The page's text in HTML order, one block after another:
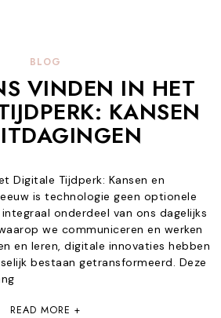
BLOG
VINDEN IN HET
KANSEN
Digitale Tijdperk: Kansen en
is technologie geen optionele
onderdeel van ons dagelijks
we communiceren en werken
en leren, digitale innovaties hebben
bestaan getransformeerd. Deze
READ MORE +